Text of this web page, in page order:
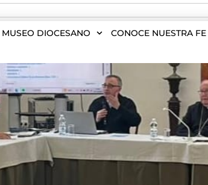
DIOCESANO CONOCE NUESTRA FE